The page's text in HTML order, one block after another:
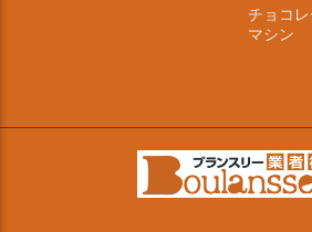
チョコレ
マシン